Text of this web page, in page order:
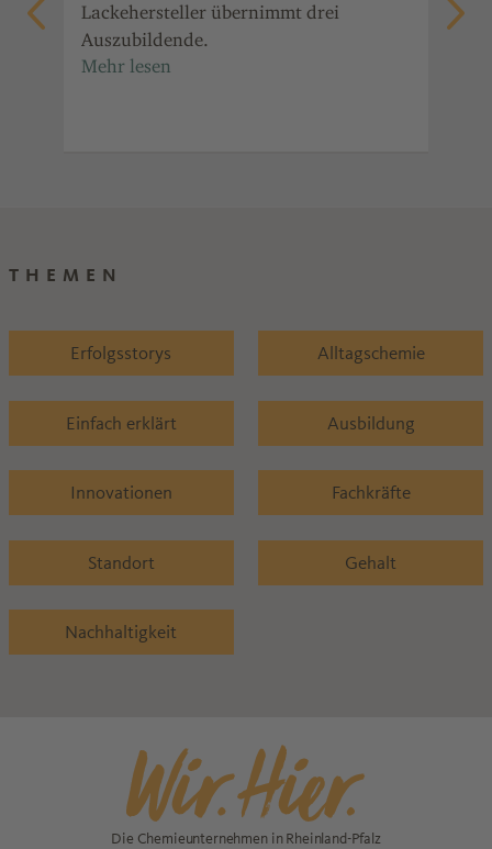
Lackehersteller übernimmt drei
Auszubildende.
THEMEN
Erfolgsstorys Alltagschemie
Einfach erklärt Ausbildung
Innovationen Fachkräfte
Standort Gehalt
Nachhaltigkeit
Die Chemieunternehmen in Rheinland-Pfalz